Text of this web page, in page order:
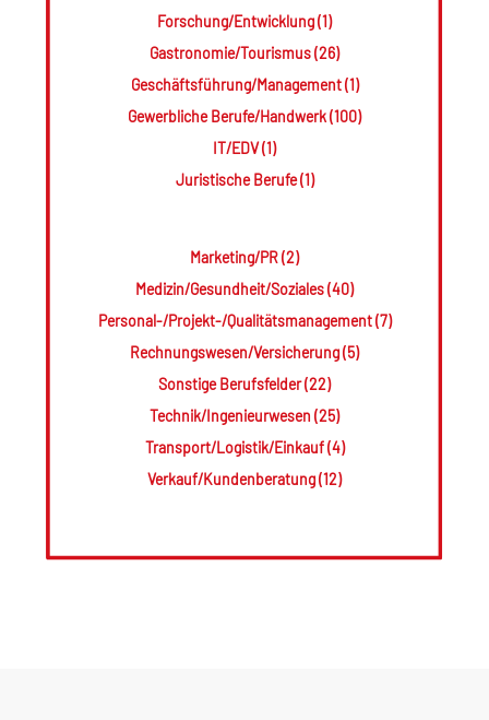
Forschung/Entwicklung (1)
Gastronomie/Tourismus (26)
Geschäftsführung/Management (1)
Gewerbliche Berufe/Handwerk (100)
IT/EDV (1)
Juristische Berufe (1)
Marketing/PR (2)
Medizin/Gesundheit/Soziales (40)
Personal-/Projekt-/Qualitätsmanagement (7)
Rechnungswesen/Versicherung (5)
Sonstige Berufsfelder (22)
Technik/Ingenieurwesen (25)
Transport/Logistik/Einkauf (4)
Verkauf/Kundenberatung (12)